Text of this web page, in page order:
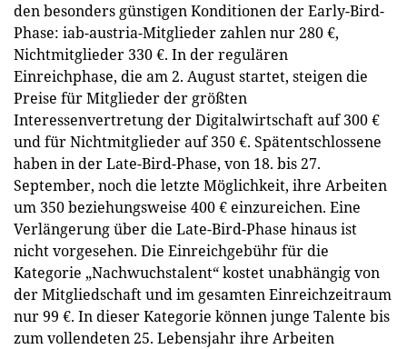
den besonders günstigen Konditionen der Early-Bird-
Phase: iab-austria-Mitglieder zahlen nur 280 €,
Nichtmitglieder 330 €. In der regulären
Einreichphase, die am 2. August startet, steigen die
Preise für Mitglieder der größten
Interessenvertretung der Digitalwirtschaft auf 300 €
und für Nichtmitglieder auf 350 €. Spätentschlossene
haben in der Late-Bird-Phase, von 18. bis 27.
September, noch die letzte Möglichkeit, ihre Arbeiten
um 350 beziehungsweise 400 € einzureichen. Eine
Verlängerung über die Late-Bird-Phase hinaus ist
nicht vorgesehen. Die Einreichgebühr für die
Kategorie „Nachwuchstalent“ kostet unabhängig von
der Mitgliedschaft und im gesamten Einreichzeitraum
nur 99 €. In dieser Kategorie können junge Talente bis
zum vollendeten 25. Lebensjahr ihre Arbeiten